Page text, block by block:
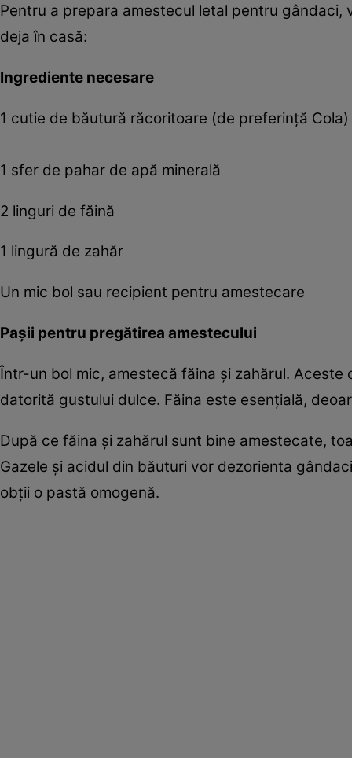
Pentru a prepara amestecul letal pentru
deja în casă:
Ingrediente necesare
1 cutie de băutură răcoritoare (de preferință Cola)
1 sfer de pahar de apă minerală
2 linguri de făină
1 lingură de zahăr
Un mic bol sau recipient pentru amestecare
Pașii pentru pregătirea amestecului
Într-un bol mic, amestecă făina și zahărul.
datorită gustului dulce. Făina este esențială,
După ce făina și zahărul sunt bine amestecate,
Gazele și acidul din băuturi vor dezorienta
obții o pastă omogenă.